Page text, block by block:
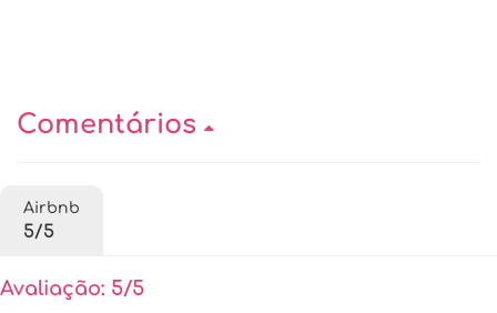
Comentários
Airbnb
5/5
Avaliação: 5/5